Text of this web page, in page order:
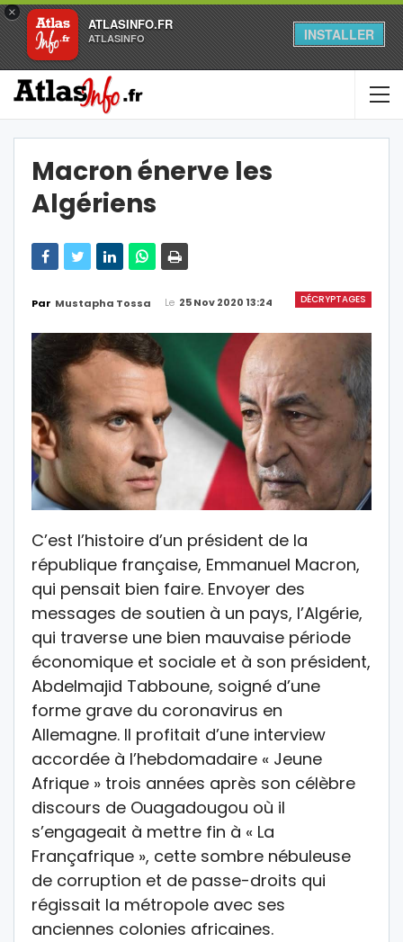
×
ATLASINFO.FR
ATLASINFO INSTALLER
Macron énerve les
Algériens
DÉCRYPTAGES
Par Mustapha Tossa Le 25 Nov 2020 13:24
C’est l’histoire d’un président de la
république française, Emmanuel Macron,
qui pensait bien faire. Envoyer des
messages de soutien à un pays, l’Algérie,
qui traverse une bien mauvaise période
économique et sociale et à son président,
Abdelmajid Tabboune, soigné d’une
forme grave du coronavirus en
Allemagne. Il profitait d’une interview
accordée à l’hebdomadaire « Jeune
Afrique » trois années après son célèbre
discours de Ouagadougou où il
s’engageait à mettre fin à « La
Françafrique », cette sombre nébuleuse
de corruption et de passe-droits qui
régissait la métropole avec ses
anciennes colonies africaines.